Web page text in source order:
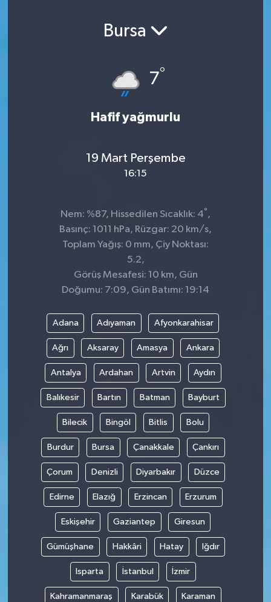
Bursa
7°
Hafif yağmurlu
19 Mart Perşembe
16:15
Nem: %87, Hissedilen Sıcaklık: 4° ,
Basınç: 1011 hPa, Rüzgar: 20 km/s,
Toplam Yağış: 0 mm, Çiy Noktası:
5.2,
Görüş Mesafesi: 10 km, Gün
Doğumu: 7:09, Gün Batımı: 19:14
Adana Adıyaman Afyonkarahisar
Ağrı Aksaray Amasya Ankara
Antalya Ardahan Artvin Aydın
Balıkesir Bartın Batman Bayburt
Bilecik Bingöl Bitlis Bolu
Burdur Bursa Çanakkale Çankırı
Çorum Denizli Diyarbakır Düzce
Edirne Elazığ Erzincan Erzurum
Eskişehir Gaziantep Giresun
Gümüşhane Hakkâri Hatay Iğdır
Isparta İstanbul İzmir
Kahramanmaraş Karabük Karaman